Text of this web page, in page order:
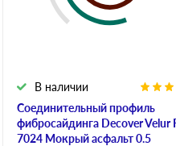
Соединительный профиль
фибросайдинга Decover Velur
7024 Мокрый асфальт 0.5
В наличии